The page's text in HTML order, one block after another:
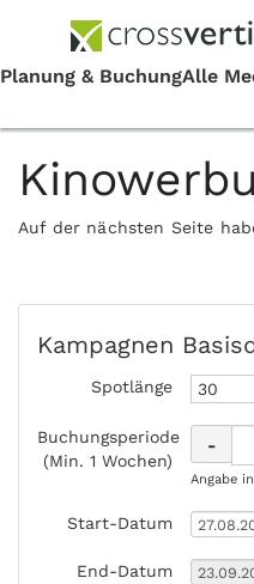
Auf der nächsten Seite
Kampagnen
Spotlänge
Buchungsperiode
(Min. 1 Wochen)
-
Angabe
Start-Datum
End-Datum